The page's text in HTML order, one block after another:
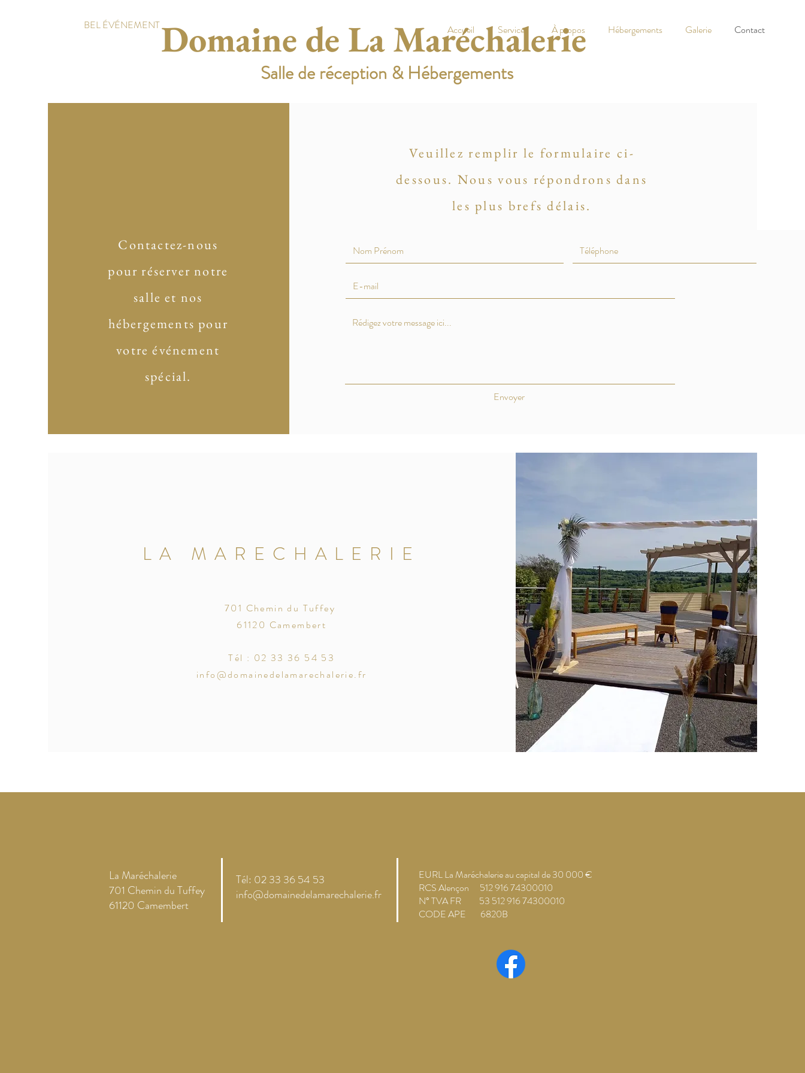
BEL ÉVÉNEMENT Accueil Services À propos Hébergements Galerie Contact
Domaine de La Maréchalerie
Salle de réception & Hébergements
Contactez-nous
pour réserver notre
salle et nos
hébergements pour
votre événement
spécial.
Veuillez remplir le formulaire ci-
dessous. Nous vous répondrons dans
les plus brefs délais.
Envoyer
LA MARECHALERIE
701 Chemin du Tuffey
61120 Camembert
Tél : 02 33 36 54 53
info@domainedelamarechalerie.fr
La Maréchalerie
701 Chemin du Tuffey
61120 Camembert
Tél: 02 33 36 54 53
info@domainedelamarechalerie.fr
EURL La Maréchalerie au capital de 30 000 €
RCS Alençon 512 916 74300010
N° TVA FR 53 512 916 74300010
CODE APE 6820B